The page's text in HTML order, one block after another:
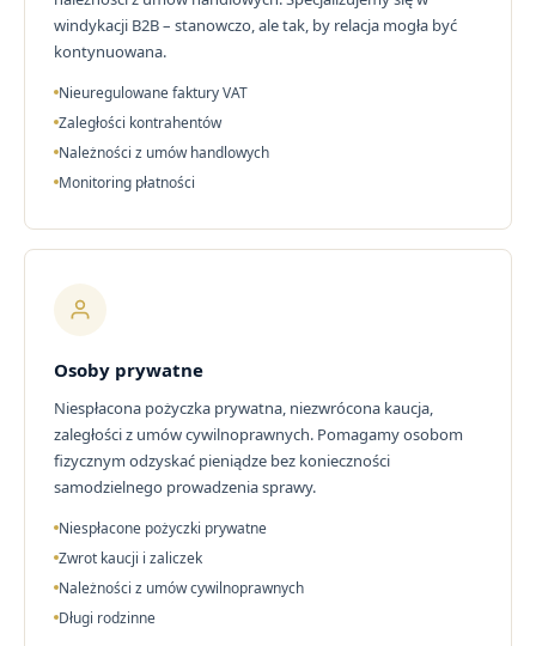
windykacji B2B – stanowczo, ale tak, by relacja mogła być
kontynuowana.
Nieuregulowane faktury VAT
Zaległości kontrahentów
Należności z umów handlowych
Monitoring płatności
Osoby prywatne
Niespłacona pożyczka prywatna, niezwrócona kaucja,
zaległości z umów cywilnoprawnych. Pomagamy osobom
fizycznym odzyskać pieniądze bez konieczności
samodzielnego prowadzenia sprawy.
Niespłacone pożyczki prywatne
Zwrot kaucji i zaliczek
Należności z umów cywilnoprawnych
Długi rodzinne